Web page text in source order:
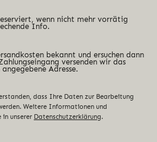
wenn nicht mehr vorrätig
Info.
bekannt und ersuchen dann
versenden wir das
Adresse.
dass Ihre Daten zur Bearbeitung
Weitere Informationen und
in unserer Datenschutzerklärung.